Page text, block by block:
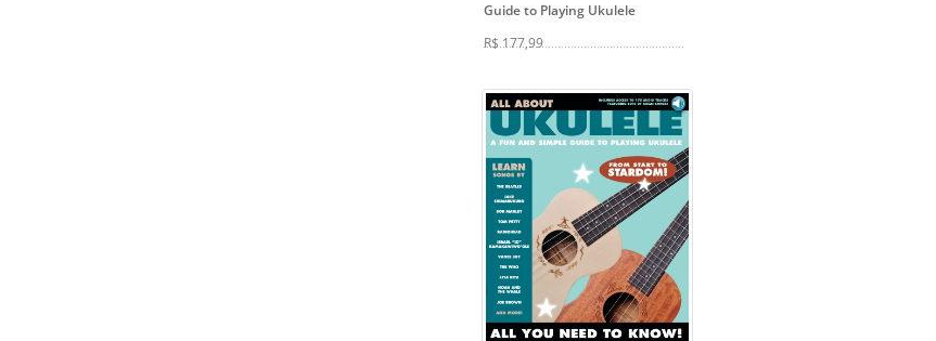
Guide to Playing Ukulele
R$ 177,99